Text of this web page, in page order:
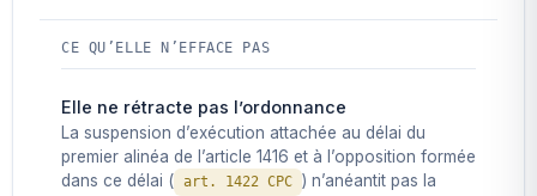
CE QU’ELLE N’EFFACE PAS
Elle ne rétracte pas l’ordonnance
La suspension d’exécution attachée au délai du
premier alinéa de l’article 1416 et à l’opposition formée
dans ce délai ( art. 1422 CPC ) n’anéantit pas la